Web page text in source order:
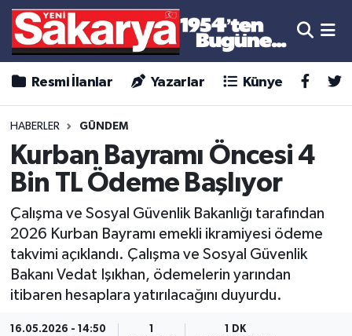
Resmi İlanlar Yazarlar Künye
HABERLER GÜNDEM
Kurban Bayramı Öncesi 4
Bin TL Ödeme Başlıyor
Çalışma ve Sosyal Güvenlik Bakanlığı tarafından
2026 Kurban Bayramı emekli ikramiyesi ödeme
takvimi açıklandı. Çalışma ve Sosyal Güvenlik
Bakanı Vedat Işıkhan, ödemelerin yarından
itibaren hesaplara yatırılacağını duyurdu.
16.05.2026 - 14:50 1 DK